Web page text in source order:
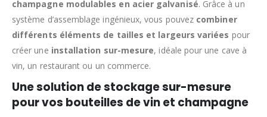
champagne modulables en acier galvanisé. Grâce à un
système d’assemblage ingénieux, vous pouvez combiner
différents éléments de tailles et largeurs variées pour
créer une installation sur-mesure, idéale pour une cave à
vin, un restaurant ou un commerce.
Une solution de stockage sur-mesure
pour vos bouteilles de vin et champagne